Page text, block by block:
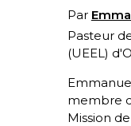
Par
Pasteur
(UEEL)
membre
Mission